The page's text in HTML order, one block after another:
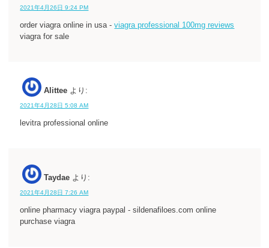
2021年4月26日 9:24 PM
order viagra online in usa -viagra professional 100mg reviews
viagra for sale
Alittee より:
2021年4月28日 5:08 AM
levitra professional online
Taydae より:
2021年4月28日 7:26 AM
online pharmacy viagra paypal - sildenafiloes.com online
purchase viagra